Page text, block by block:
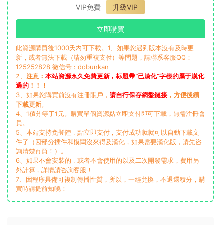
VIP免費
升級VIP
立即購買
此資源購買後1000天内可下載。1、如果您遇到版本沒有及時更
新，或者無法下載（請勿重複支付）等問題，請聯系客服QQ：
125252828 微信号：dobunkan
2、 注意： 本站資源永久免費更新，标題帶“已漢化”字樣的屬于漢化
過的 ！！！
3、如果您購買前沒有注冊賬戶， 請自行保存網盤鏈接 ，方便後續
下載更新。
4、1積分等于1元。購買單個資源點立即支付即可下載，無需注冊會
員。
5、本站支持免登陸，點立即支付，支付成功就就可以自動下載文
件了（因部分插件和模闆沒來得及漢化，如果需要漢化版，請先咨
詢清楚再買！）。
6、如果不會安裝的，或者不會使用的以及二次開發需求，費用另
外計算，詳情請咨詢客服！
7、因程序具備可複制傳播性質，所以，一經兌換，不退還積分，購
買時請提前知曉！